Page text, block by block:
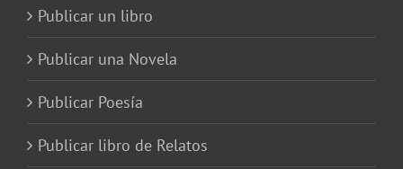
Publicar un libro
Publicar una Novela
Publicar Poesía
Publicar libro de Relatos